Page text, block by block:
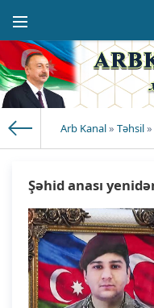
Arb Kanal» Təhsil
Şəhid anası